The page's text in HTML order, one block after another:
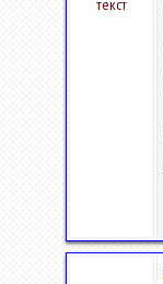
текст